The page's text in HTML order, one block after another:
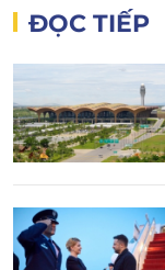
ĐỌC TIẾP